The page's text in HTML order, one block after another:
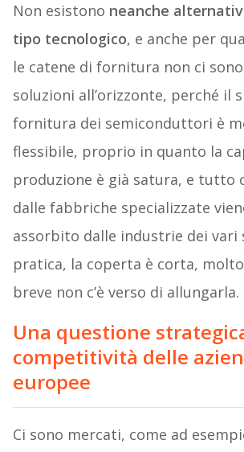
Non esistono neanche
tipo tecnologico, e anche per
le catene di fornitura non ci
soluzioni all’orizzonte, perché il
fornitura dei semiconduttori è
flessibile, proprio in quanto la
produzione è già satura, e tutto
dalle fabbriche specializzate
assorbito dalle industrie dei vari
pratica, la coperta è corta,
breve non c’è verso di allungarla.
Una questione
competitività delle
europee
Ci sono mercati, come ad